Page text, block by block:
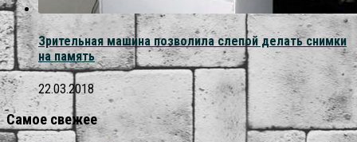
Зрительная машина позволила слепой делать снимки
на память
22.03.2018
Самое свежее